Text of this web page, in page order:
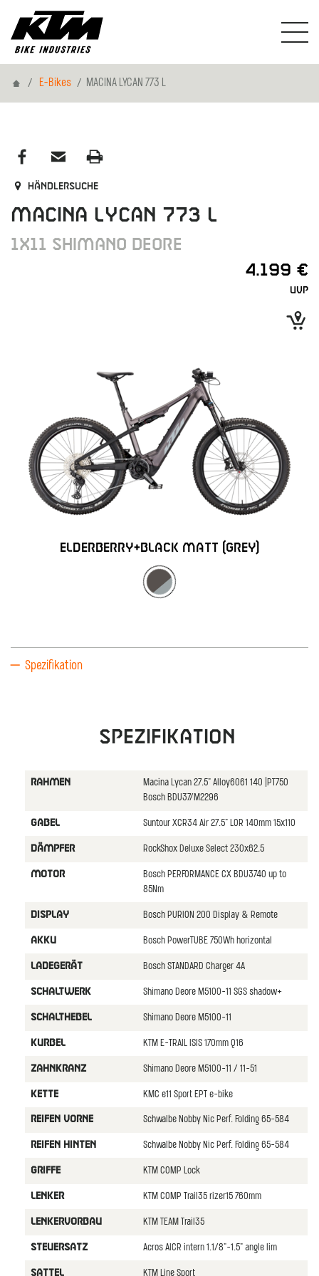
HomeE-Bikes MACINA LYCAN 773 L
Händlersuche
MACINA LYCAN 773 L
1X11 SHIMANO DEORE
4.199 €
UVP
ELDERBERRY+BLACK MATT (GREY)
Spezifikation
Spezifikation
RAHMEN
Macina Lycan 27.5" Alloy6061 140 |PT750
Bosch BDU37/M2296
GABEL Suntour XCR34 Air 27.5" LOR 140mm 15x110
DäMPFER RockShox Deluxe Select 230x62.5
MOTOR
Bosch PERFORMANCE CX BDU3740 up to
85Nm
DISPLAY Bosch PURION 200 Display & Remote
AKKU Bosch PowerTUBE 750Wh horizontal
LADEGERäT Bosch STANDARD Charger 4A
SCHALTWERK Shimano Deore M5100-11 SGS shadow+
SCHALTHEBEL Shimano Deore M5100-11
KURBEL KTM E-TRAIL ISIS 170mm Q16
ZAHNKRANZ Shimano Deore M5100-11 / 11-51
KETTE KMC e11 Sport EPT e-bike
REIFEN VORNE Schwalbe Nobby Nic Perf. Folding 65-584
REIFEN HINTEN Schwalbe Nobby Nic Perf. Folding 65-584
GRIFFE KTM COMP Lock
LENKER KTM COMP Trail35 rizer15 760mm
LENKERVORBAU KTM TEAM Trail35
STEUERSATZ Acros AICR intern 1.1/8"-1.5" angle lim
SATTEL KTM Line Sport